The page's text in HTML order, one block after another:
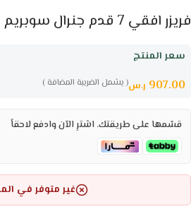
فريزر افقي 7 قدم جنرال سوبريم – أبيض
سعر المنتج
( يشمل الضريبة المضافة ) 907.00 ر.س
قسّمها على طريقتك. اشترِ الآن وادفع لاحقاً
غير متوفر في